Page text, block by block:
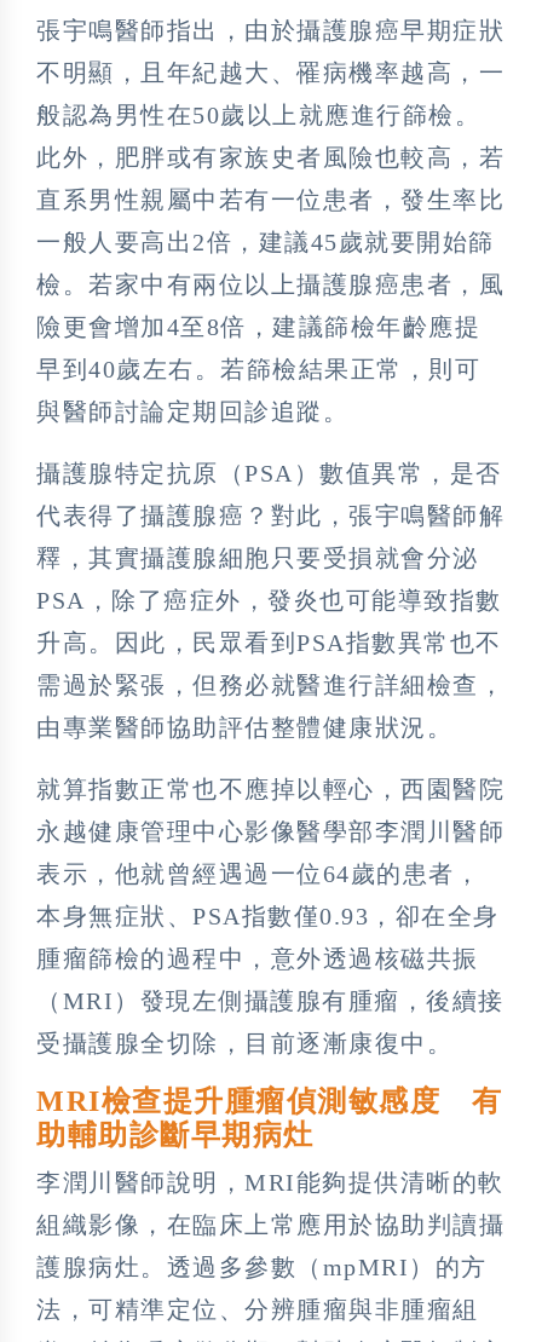
張宇鳴醫師指出，由於攝護腺癌早期症狀
不明顯，且年紀越大、罹病機率越高，一
般認為男性在50歲以上就應進行篩檢。
此外，肥胖或有家族史者風險也較高，若
直系男性親屬中若有一位患者，發生率比
一般人要高出2倍，建議45歲就要開始篩
檢。若家中有兩位以上攝護腺癌患者，風
險更會增加4至8倍，建議篩檢年齡應提
早到40歲左右。若篩檢結果正常，則可
與醫師討論定期回診追蹤。
攝護腺特定抗原（PSA）數值異常，是否
代表得了攝護腺癌？對此，張宇鳴醫師解
釋，其實攝護腺細胞只要受損就會分泌
PSA，除了癌症外，發炎也可能導致指數
升高。因此，民眾看到PSA指數異常也不
需過於緊張，但務必就醫進行詳細檢查，
由專業醫師協助評估整體健康狀況。
就算指數正常也不應掉以輕心，西園醫院
永越健康管理中心影像醫學部李潤川醫師
表示，他就曾經遇過一位64歲的患者，
本身無症狀、PSA指數僅0.93，卻在全身
腫瘤篩檢的過程中，意外透過核磁共振
（MRI）發現左側攝護腺有腫瘤，後續接
受攝護腺全切除，目前逐漸康復中。
MRI檢查提升腫瘤偵測敏感度 有
助輔助診斷早期病灶
李潤川醫師說明，MRI能夠提供清晰的軟
組織影像，在臨床上常應用於協助判讀攝
護腺病灶。透過多參數（mpMRI）的方
法，可精準定位、分辨腫瘤與非腫瘤組